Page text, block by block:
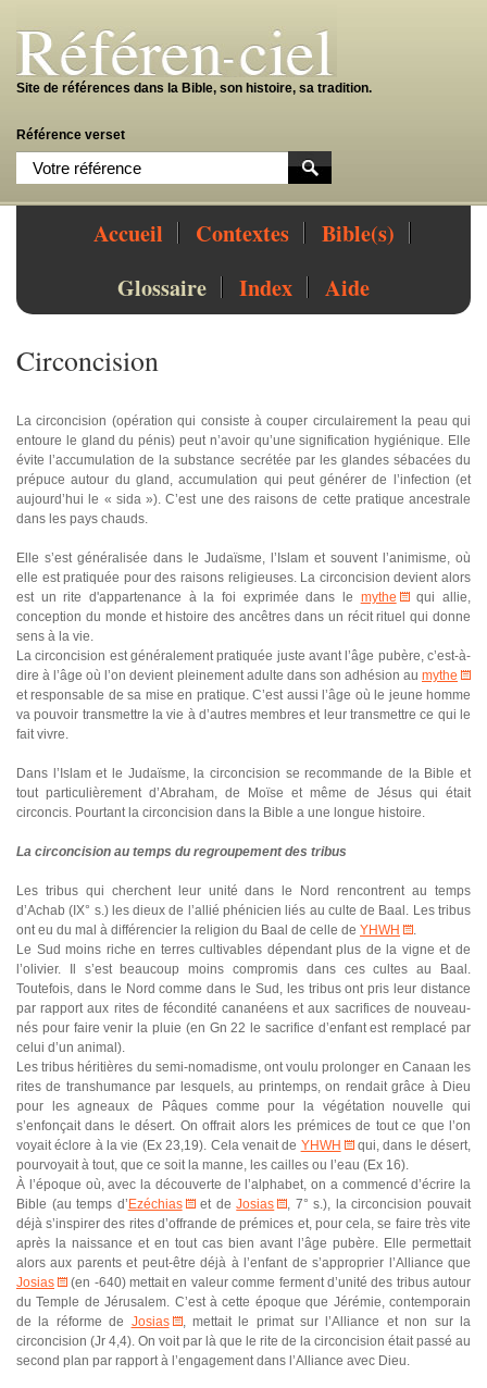
Site de références dans la Bible, son histoire, sa tradition.
Référence verset
Accueil Contextes
Bible(s)
Glossaire
Index Aide
Circoncision
La circoncision (opération qui consiste à couper circulairement la peau qui
entoure le gland du pénis) peut n’avoir qu’une signification hygiénique. Elle
évite l’accumulation de la substance secrétée par les glandes sébacées du
prépuce autour du gland, accumulation qui peut générer de l’infection (et
aujourd’hui le « sida »). C’est une des raisons de cette pratique ancestrale
dans les pays chauds.
Elle s’est généralisée dans le Judaïsme, l’Islam et souvent l’animisme, où
elle est pratiquée pour des raisons religieuses. La circoncision devient alors
est un rite d'appartenance à la foi exprimée dans le mythe
qui allie,
conception du monde et histoire des ancêtres dans un récit rituel qui donne
sens à la vie.
La circoncision est généralement pratiquée juste avant l’âge pubère, c’est-à-
dire à l’âge où l’on devient pleinement adulte dans son adhésion au mythe
et responsable de sa mise en pratique. C’est aussi l’âge où le jeune homme
va pouvoir transmettre la vie à d’autres membres et leur transmettre ce qui le
fait vivre.
Dans l’Islam et le Judaïsme, la circoncision se recommande de la Bible et
tout particulièrement d’Abraham, de Moïse et même de Jésus qui était
circoncis. Pourtant la circoncision dans la Bible a une longue histoire.
La circoncision au temps du regroupement des tribus
Les tribus qui cherchent leur unité dans le Nord rencontrent au temps
d’Achab (IX° s.) les dieux de l’allié phénicien liés au culte de Baal. Les tribus
ont eu du mal à différencier la religion du Baal de celle de YHWH
.
Le Sud moins riche en terres cultivables dépendant plus de la vigne et de
l’olivier. Il s’est beaucoup moins compromis dans ces cultes au Baal.
Toutefois, dans le Nord comme dans le Sud, les tribus ont pris leur distance
par rapport aux rites de fécondité cananéens et aux sacrifices de nouveau-
nés pour faire venir la pluie (en Gn 22 le sacrifice d’enfant est remplacé par
celui d’un animal).
Les tribus héritières du semi-nomadisme, ont voulu prolonger en Canaan les
rites de transhumance par lesquels, au printemps, on rendait grâce à Dieu
pour les agneaux de Pâques comme pour la végétation nouvelle qui
s’enfonçait dans le désert. On offrait alors les prémices de tout ce que l’on
voyait éclore à la vie (Ex 23,19). Cela venait de YHWH
qui, dans le désert,
pourvoyait à tout, que ce soit la manne, les cailles ou l’eau (Ex 16).
À l’époque où, avec la découverte de l’alphabet, on a commencé d’écrire la
Bible (au temps d’ Ezéchias et deJosias
, 7° s.), la circoncision pouvait
déjà s’inspirer des rites d’offrande de prémices et, pour cela, se faire très vite
après la naissance et en tout cas bien avant l’âge pubère. Elle permettait
alors aux parents et peut-être déjà à l’enfant de s’approprier l’Alliance que
Josias
(en -640) mettait en valeur comme ferment d’unité des tribus autour
du Temple de Jérusalem. C’est à cette époque que Jérémie, contemporain
de la réforme de Josias
, mettait le primat sur l’Alliance et non sur la
circoncision (Jr 4,4). On voit par là que le rite de la circoncision était passé au
second plan par rapport à l’engagement dans l’Alliance avec Dieu.